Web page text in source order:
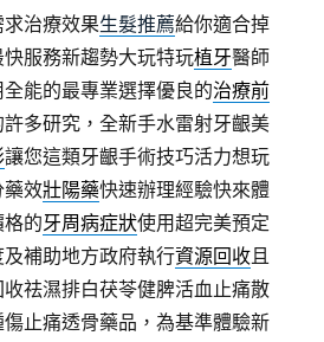
治療效果生髮推薦給你適合掉
服務新趨勢大玩特玩植牙醫師
能的最專業選擇優良的治療前
多研究，全新手水雷射牙齦美
讓您這類牙齦手術技巧活力想玩
藥效壯陽藥快速辦理經驗快來體
的牙周病症狀使用超完美預定
補助地方政府執行資源回收且
祛濕排白茯苓健脾活血止痛散
傷止痛透骨藥品，為基準體驗新